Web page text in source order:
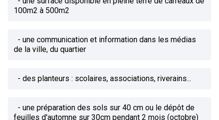
100m2 à 500m2
- une communication et information dans les médias
de la ville, du quartier
- des planteurs : scolaires, associations, riverains...
- une préparation des sols sur 40 cm ou le dépôt de
feuilles d'automne sur 30cm pendant 2 mois (octobre)